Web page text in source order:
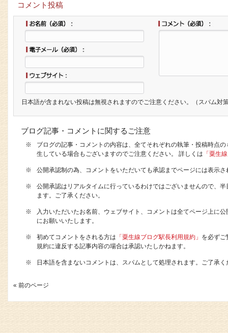
コメント投稿
日本語が含まれない投稿は無視されますのでご注意ください。（スパム対
ブログ記事・コメントに関するご注意
※
ブログの記事・コメントの内容は、全てそれぞれの執筆・投稿時点
生している場合もございますのでご注意ください。 詳しくは 「粟生
※ 公開承認制の為、コメントをいただいても承認までページには表示さ
※
公開承認はリアルタイムに行っているわけではございませんので、
ます。ご了承ください。
※
入力いただいたお名前、ウェブサイト、コメントは全てページ上に
にお願いいたします。
※ 初めてコメントをされる方は 「粟生線ブログ駅長利用規約」 を必ずご
規約に違反する記事内容の場合は承認いたしかねます。
※ 日本語を含まないコメントは、スパムとして処理されます。ご了承く
« 前のページ